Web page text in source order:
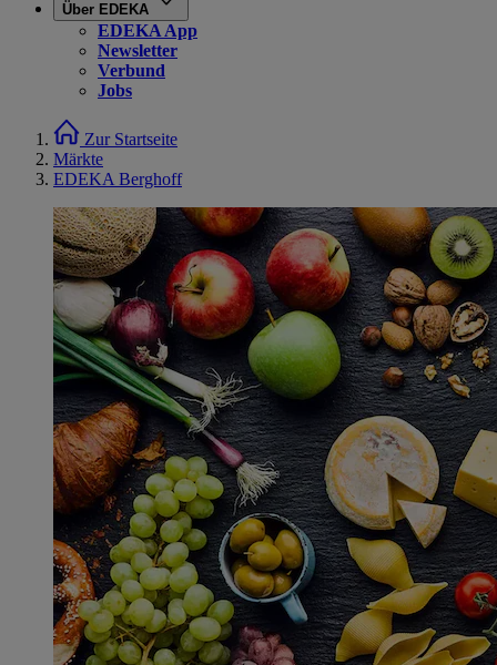
Über EDEKA
EDEKA App
Newsletter
Verbund
Jobs
Zur Startseite
Märkte
EDEKA Berghoff